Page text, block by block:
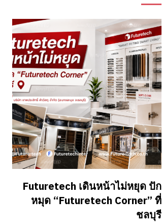
Futuretech เดินหน้าไม่หยุด ปัก
หมุด “Futuretech Corner” ที่
ชลบุรี